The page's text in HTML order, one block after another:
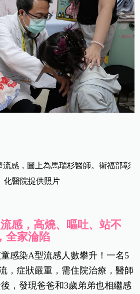
感，圖上為馬瑞杉醫師。 衛福部彰
化醫院提供照片
感，高燒、嘔吐、站不
全家淪陷
感染A型流感人數攀升！一名5
，症狀嚴重，需住院治療，醫師
，發現爸爸和3歲弟弟也相繼感